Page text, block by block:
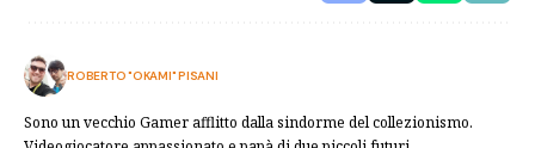
ROBERTO "OKAMI" PISANI
Sono un vecchio Gamer afflitto dalla sindorme del collezionismo.